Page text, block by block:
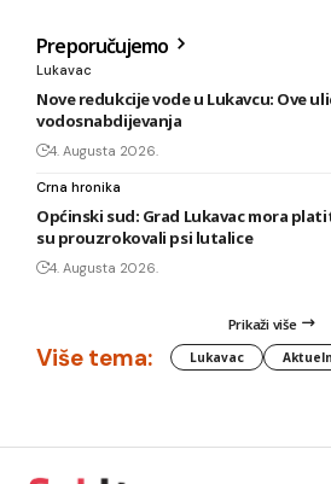
Preporučujemo
Lukavac
Nove redukcije vode u Lukavcu: Ove
vodosnabdijevanja
4. Augusta 2026.
Crna hronika
Općinski sud: Grad Lukavac mora
su prouzrokovali psi lutalice
4. Augusta 2026.
Prikaži više
Više tema: Lukavac